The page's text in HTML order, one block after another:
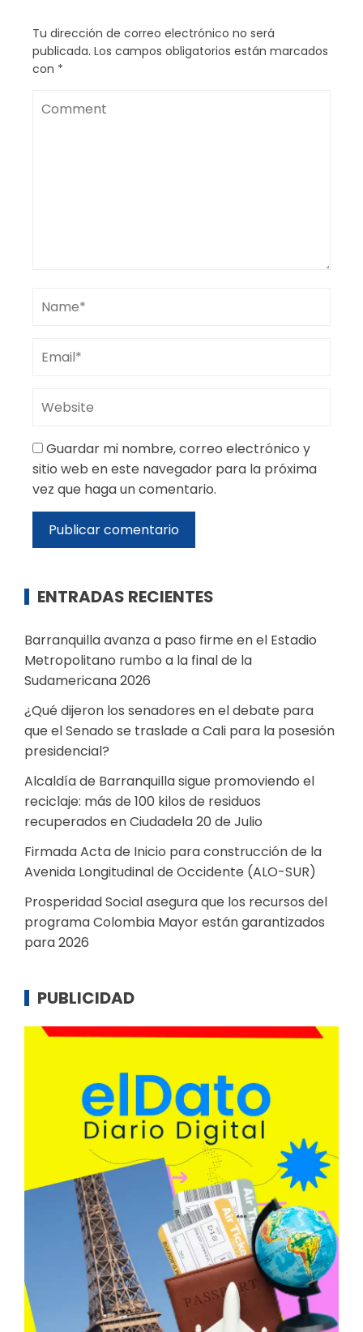
Tu dirección de correo electrónico no será
publicada. Los campos obligatorios están marcados
con *
Guardar mi nombre, correo electrónico y
sitio web en este navegador para la próxima
vez que haga un comentario.
ENTRADAS RECIENTES
Barranquilla avanza a paso firme en el Estadio
Metropolitano rumbo a la final de la
Sudamericana 2026
¿Qué dijeron los senadores en el debate para
que el Senado se traslade a Cali para la posesión
presidencial?
Alcaldía de Barranquilla sigue promoviendo el
reciclaje: más de 100 kilos de residuos
recuperados en Ciudadela 20 de Julio
Firmada Acta de Inicio para construcción de la
Avenida Longitudinal de Occidente (ALO-SUR)
Prosperidad Social asegura que los recursos del
programa Colombia Mayor están garantizados
para 2026
PUBLICIDAD